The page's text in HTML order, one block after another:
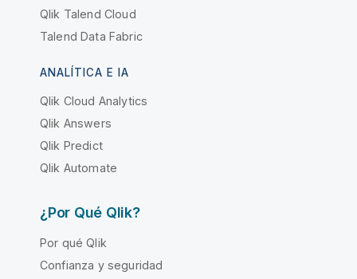
Qlik Talend Cloud
Talend Data Fabric
ANALÍTICA E IA
Qlik Cloud Analytics
Qlik Answers
Qlik Predict
Qlik Automate
¿Por Qué Qlik?
Por qué Qlik
Confianza y seguridad